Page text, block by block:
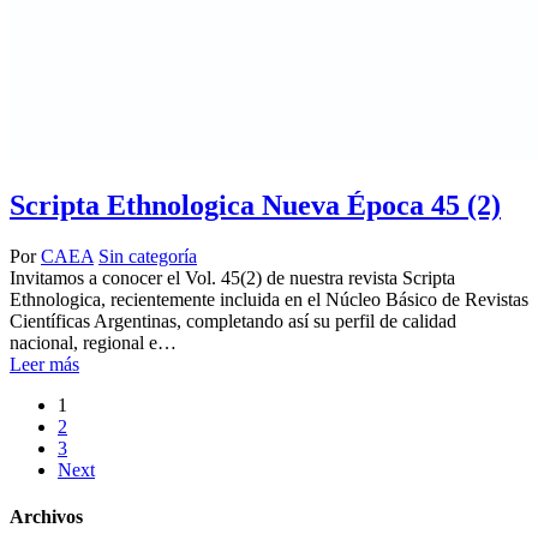
Scripta Ethnologica Nueva Época 45 (2)
Por CAEA Sin categoría
Invitamos a conocer el Vol. 45(2) de nuestra revista Scripta
Ethnologica, recientemente incluida en el Núcleo Básico de Revistas
Científicas Argentinas, completando así su perfil de calidad
nacional, regional e…
Leer más
1
2
3
Next
Archivos